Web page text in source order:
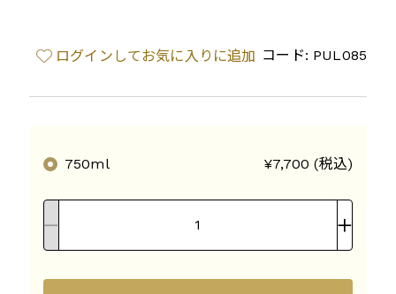
ログインしてお気に入りに追加 コード: PUL085
750ml ¥7,700 (税込)